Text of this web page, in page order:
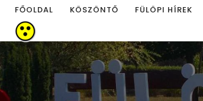
FŐOLDAL KÖSZÖNTŐ FÜLÖPI HÍREK